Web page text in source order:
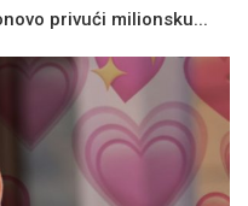
privući milionsku...